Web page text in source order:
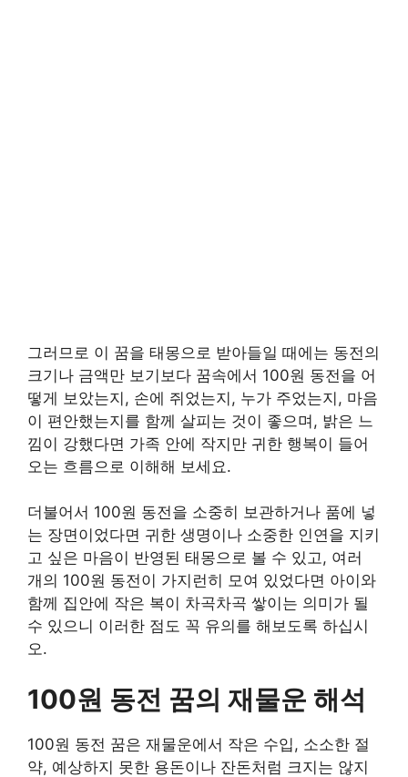
그러므로 이 꿈을 태몽으로 받아들일 때에는 동전의
크기나 금액만 보기보다 꿈속에서 100원 동전을 어
떻게 보았는지, 손에 쥐었는지, 누가 주었는지, 마음
이 편안했는지를 함께 살피는 것이 좋으며, 밝은 느
낌이 강했다면 가족 안에 작지만 귀한 행복이 들어
오는 흐름으로 이해해 보세요.
더불어서 100원 동전을 소중히 보관하거나 품에 넣
는 장면이었다면 귀한 생명이나 소중한 인연을 지키
고 싶은 마음이 반영된 태몽으로 볼 수 있고, 여러
개의 100원 동전이 가지런히 모여 있었다면 아이와
함께 집안에 작은 복이 차곡차곡 쌓이는 의미가 될
수 있으니 이러한 점도 꼭 유의를 해보도록 하십시
오.
100원 동전 꿈의 재물운 해석
100원 동전 꿈은 재물운에서 작은 수입, 소소한 절
약, 예상하지 못한 용돈이나 잔돈처럼 크지는 않지